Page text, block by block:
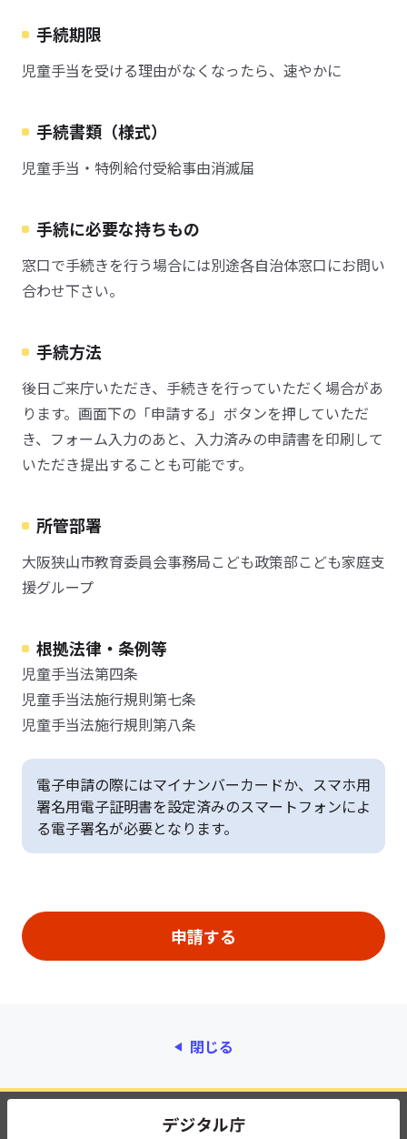
手続期限
児童手当を受ける理由がなくなったら、速やかに
手続書類（様式）
児童手当・特例給付受給事由消滅届
手続に必要な持ちもの
窓口で手続きを行う場合には別途各自治体窓口にお問い
合わせ下さい。
手続方法
後日ご来庁いただき、手続きを行っていただく場合があ
ります。画面下の「申請する」ボタンを押していただ
き、フォーム入力のあと、入力済みの申請書を印刷して
いただき提出することも可能です。
所管部署
大阪狭山市教育委員会事務局こども政策部こども家庭支
援グループ
根拠法律・条例等
児童手当法第四条
児童手当法施行規則第七条
児童手当法施行規則第八条
電子申請の際にはマイナンバーカードか、スマホ用
署名用電子証明書を設定済みのスマートフォンによ
る電子署名が必要となります。
閉じる